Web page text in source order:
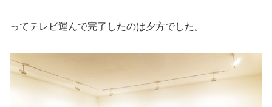
ってテレビ運んで完了したのは夕方でした。